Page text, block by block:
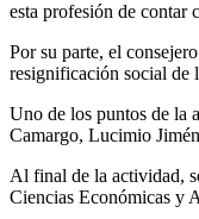
esta profesión de contar
Por su parte, el
resignificación social de
Uno de los puntos de la
Camargo, Lucimio
Al final de la actividad,
Ciencias Económicas y